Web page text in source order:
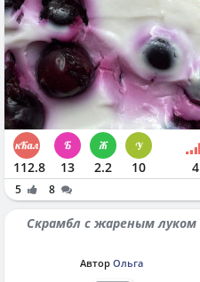
112.8 13 2.2 10 4
5 8
Скрамбл с жареным луком
Автор Ольга